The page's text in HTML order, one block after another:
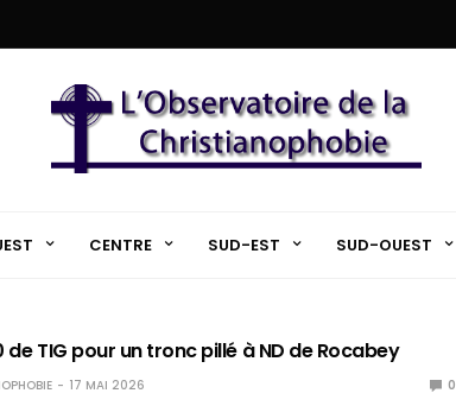
CENTRE SUD-EST SUD-OUEST
de TIG pour un tronc pillé à ND de Rocabey
17 MAI 2026 0